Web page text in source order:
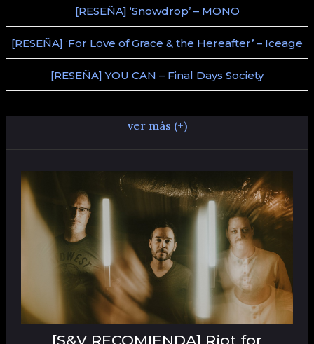
[RESEÑA] ‘Snowdrop’ – MONO
[RESEÑA] ‘For Love of Grace & the Hereafter’ – Iceage
[RESEÑA] YOU CAN – Final Days Society
ver más (+)
[S&V RECOMIENDA] Riot for